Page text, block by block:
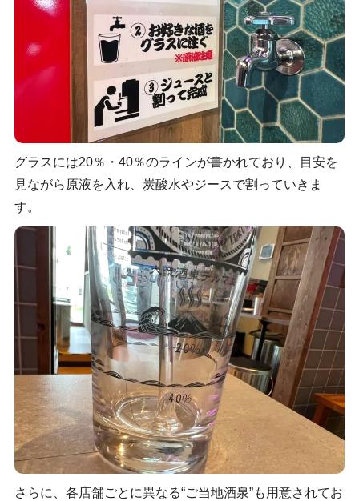
グラスには20％・40％のラインが書かれており、目安を
見ながら原液を入れ、炭酸水やジースで割っていきま
す。
さらに、各店舗ごとに異なる“ご当地酒泉”も用意されてお